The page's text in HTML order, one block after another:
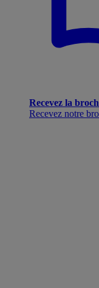
Recevez la
Recevez notre